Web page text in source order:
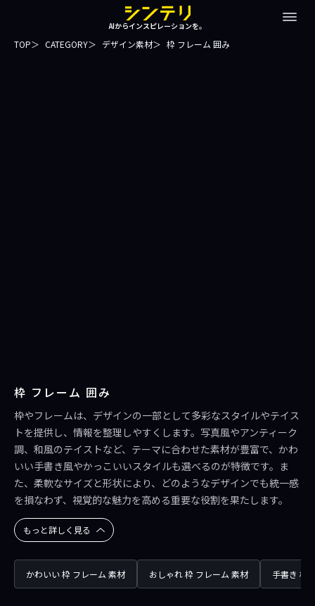
AIからインスピレーションを。
TOP CATEGORY デザイン素材 枠 フレーム 囲み
枠 フレーム 囲み
枠やフレームは、デザインの一部として多彩なスタイルやテイス
トを提供し、情報を整理しやすくします。写真風やアンティーク
調、和風のテイストなど、テーマに合わせた素材が豊富で、かわ
いい手書き風やかっこいいスタイルも選べるのが特徴です。ま
た、柔軟なサイズと形状により、どのようなデザインでも統一感
を損なわず、視覚的な魅力を高める重要な役割を果たします。
もっと詳しく見る
かわいい 枠 フレーム 素材 おしゃれ 枠 フレーム 素材 手書き 枠